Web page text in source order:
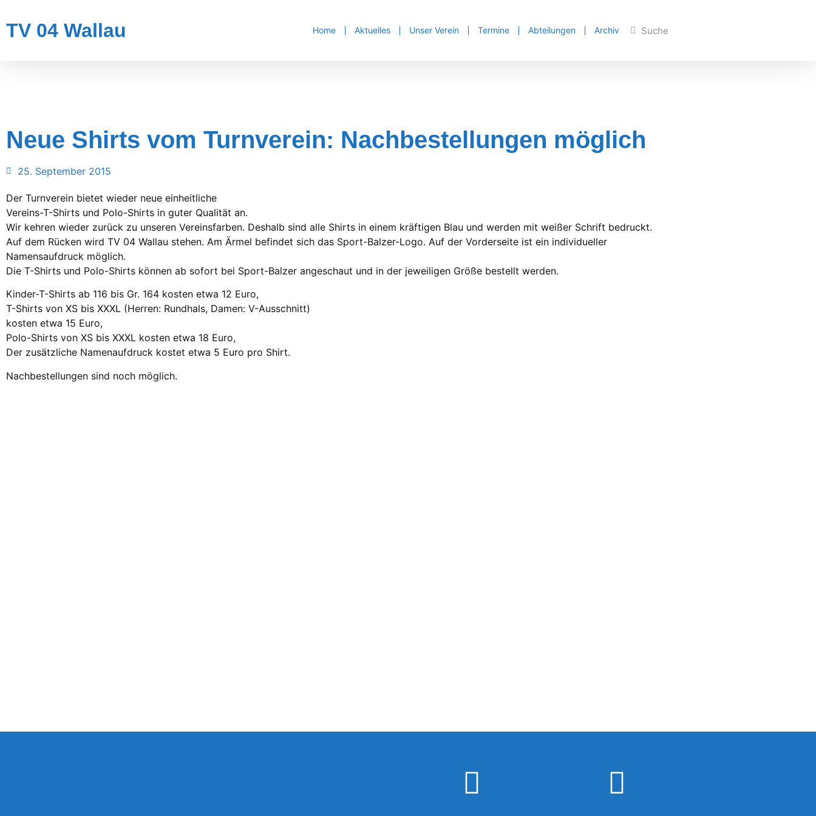
TV 04 Wallau Home Aktuelles Unser Verein Termine Abteilungen Archiv
Neue Shirts vom Turnverein: Nachbestellungen möglich
25. September 2015
Der Turnverein bietet wieder neue einheitliche
Vereins-T-Shirts und Polo-Shirts in guter Qualität an.
Wir kehren wieder zurück zu unseren Vereinsfarben. Deshalb sind alle Shirts in einem kräftigen Blau und werden mit weißer Schrift bedruckt.
Auf dem Rücken wird TV 04 Wallau stehen. Am Ärmel befindet sich das Sport-Balzer-Logo. Auf der Vorderseite ist ein individueller
Namensaufdruck möglich.
Die T-Shirts und Polo-Shirts können ab sofort bei Sport-Balzer angeschaut und in der jeweiligen Größe bestellt werden.
Kinder-T-Shirts ab 116 bis Gr. 164 kosten etwa 12 Euro,
T-Shirts von XS bis XXXL (Herren: Rundhals, Damen: V-Ausschnitt)
kosten etwa 15 Euro,
Polo-Shirts von XS bis XXXL kosten etwa 18 Euro,
Der zusätzliche Namenaufdruck kostet etwa 5 Euro pro Shirt.
Nachbestellungen sind noch möglich.